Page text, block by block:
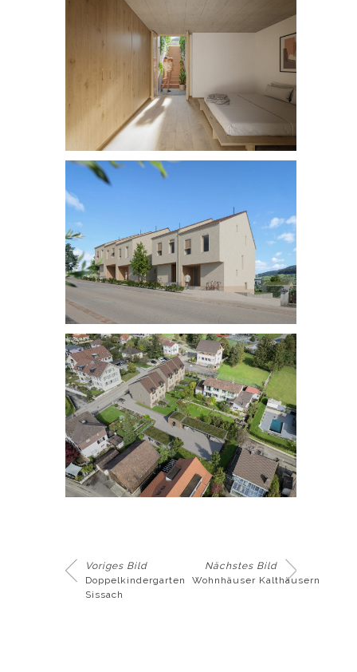
Voriges Bild
Doppelkindergarten
Sissach
Nächstes Bild
Wohnhäuser Kalthäusern